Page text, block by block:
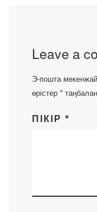
Leave a
Э-пошта
өрістер *
ПІКІР *